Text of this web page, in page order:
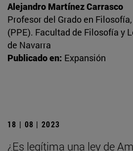
Alejandro Martínez Carrasco
Profesor del Grado en
(PPE). Facultad de Filosofía y
de Navarra
Publicado en: Expansión
18 | 08 | 2023
¿Es legítima una ley de